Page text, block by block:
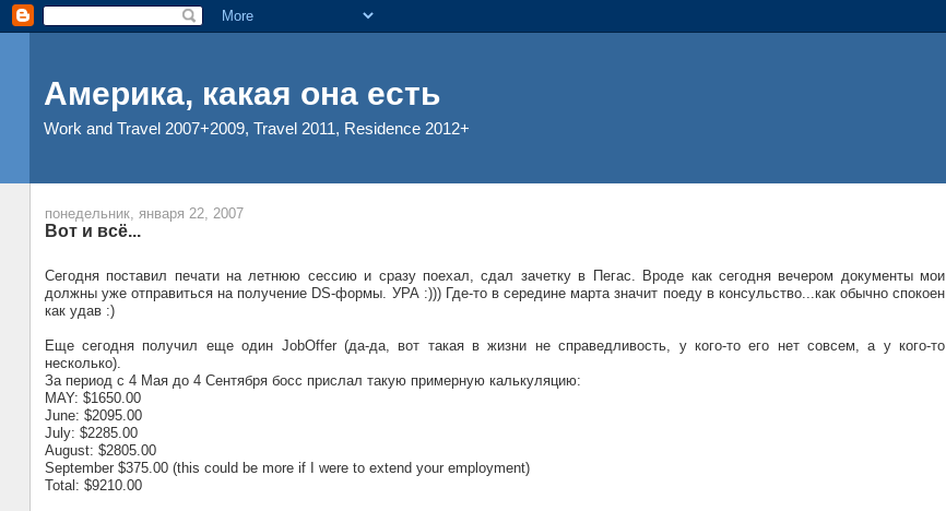
Америка, какая она есть
Work and Travel 2007+2009, Travel 2011, Residence 2012+
понедельник, января 22, 2007
Вот и всё...
Сегодня поставил печати на летнюю сессию и сразу поехал, сдал зачетку в Пегас. Вроде как сегодня вечером документы мои
должны уже отправиться на получение DS-формы. УРА :))) Где-то в середине марта значит поеду в консульство...как обычно спокоен
как удав :)
Еще сегодня получил еще один JobOffer (да-да, вот такая в жизни не справедливость, у кого-то его нет совсем, а у кого-то
несколько).
За период с 4 Мая до 4 Сентября босс прислал такую примерную калькуляцию:
MAY: $1650.00
June: $2095.00
July: $2285.00
August: $2805.00
September $375.00 (this could be more if I were to extend your employment)
Total: $9210.00